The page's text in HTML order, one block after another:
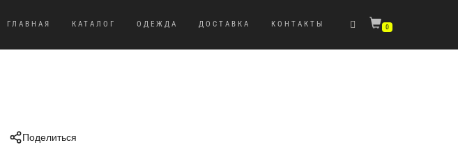
ГЛАВНАЯ КАТАЛОГ ОДЕЖДА ДОСТАВКА КОНТАКТЫ 0
Поделиться